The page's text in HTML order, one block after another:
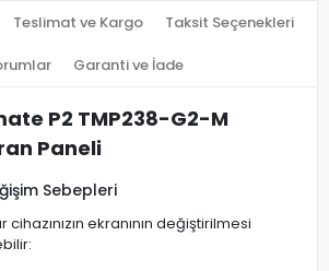
Teslimat ve Kargo Taksit Seçenekleri
Garanti ve İade
P2 TMP238-G2-M
Paneli
Sebepleri
ekranının değiştirilmesi